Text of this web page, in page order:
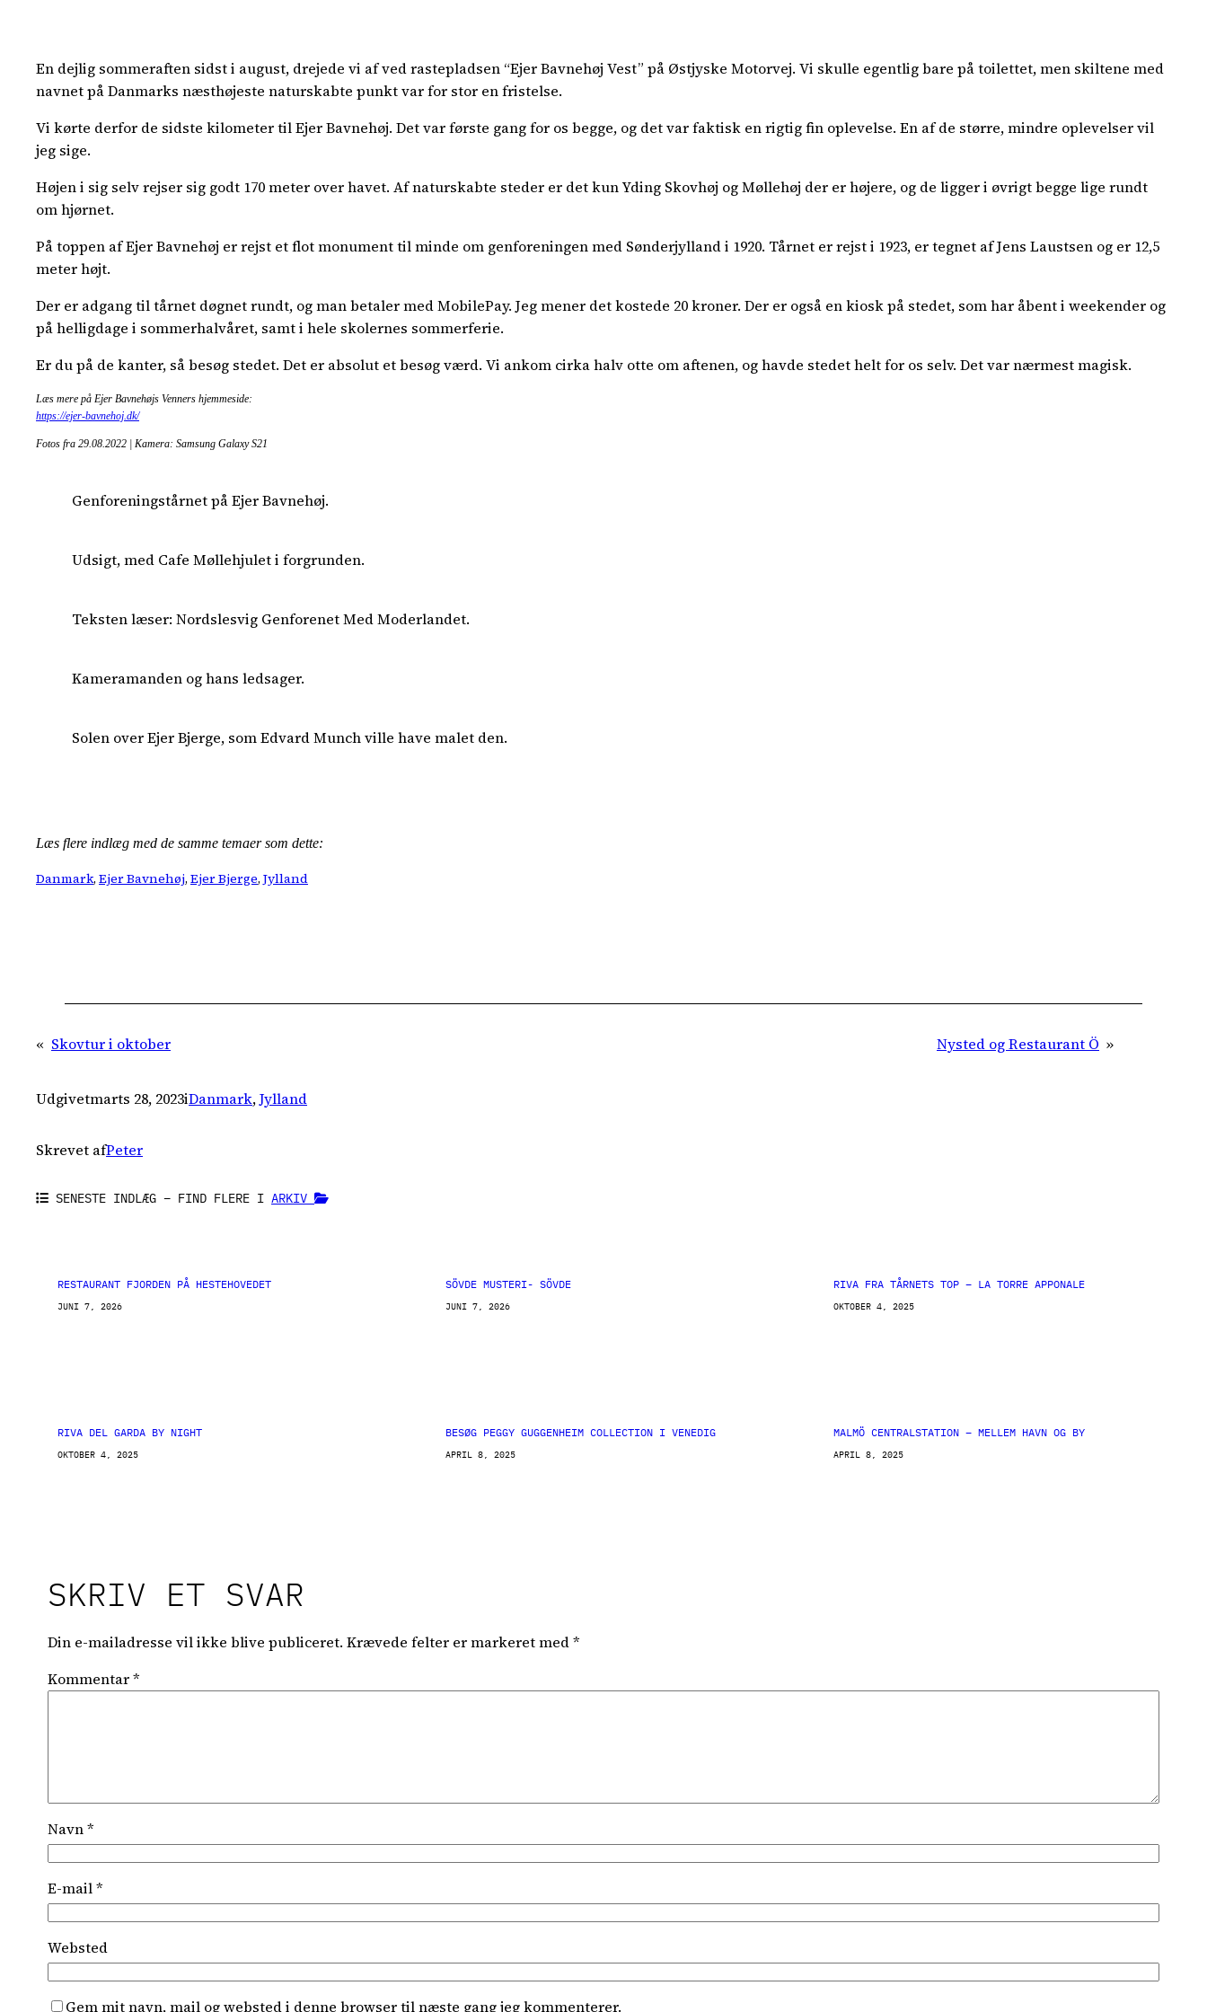
En dejlig sommeraften sidst i august, drejede vi af ved rastepladsen “Ejer Bavnehøj Vest” på Østjyske Motorvej. Vi skulle egentlig bare på toilettet, men skiltene med
navnet på Danmarks næsthøjeste naturskabte punkt var for stor en fristelse.
Vi kørte derfor de sidste kilometer til Ejer Bavnehøj. Det var første gang for os begge, og det var faktisk en rigtig fin oplevelse. En af de større, mindre oplevelser vil
jeg sige.
Højen i sig selv rejser sig godt 170 meter over havet. Af naturskabte steder er det kun Yding Skovhøj og Møllehøj der er højere, og de ligger i øvrigt begge lige rundt
om hjørnet.
På toppen af Ejer Bavnehøj er rejst et flot monument til minde om genforeningen med Sønderjylland i 1920. Tårnet er rejst i 1923, er tegnet af Jens Laustsen og er 12,5
meter højt.
Der er adgang til tårnet døgnet rundt, og man betaler med MobilePay. Jeg mener det kostede 20 kroner. Der er også en kiosk på stedet, som har åbent i weekender og
på helligdage i sommerhalvåret, samt i hele skolernes sommerferie.
Er du på de kanter, så besøg stedet. Det er absolut et besøg værd. Vi ankom cirka halv otte om aftenen, og havde stedet helt for os selv. Det var nærmest magisk.
Læs mere på Ejer Bavnehøjs Venners hjemmeside:
https://ejer-bavnehoj.dk/
Fotos fra 29.08.2022 | Kamera: Samsung Galaxy S21
Genforeningstårnet på Ejer Bavnehøj.
Udsigt, med Cafe Møllehjulet i forgrunden.
Teksten læser: Nordslesvig Genforenet Med Moderlandet.
Kameramanden og hans ledsager.
Solen over Ejer Bjerge, som Edvard Munch ville have malet den.
Læs flere indlæg med de samme temaer som dette:
Danmark, Ejer Bavnehøj, Ejer Bjerge, Jylland
« Skovtur i oktober Nysted og Restaurant Ö »
Udgivetmarts 28, 2023iDanmark, Jylland
Skrevet afPeter
SENESTE INDLÆG – FIND FLERE I ARKIV
RESTAURANT FJORDEN PÅ HESTEHOVEDET
JUNI 7, 2026
SÖVDE MUSTERI- SÖVDE
JUNI 7, 2026
RIVA FRA TÅRNETS TOP – LA TORRE APPONALE
OKTOBER 4, 2025
RIVA DEL GARDA BY NIGHT
OKTOBER 4, 2025
BESØG PEGGY GUGGENHEIM COLLECTION I VENEDIG
APRIL 8, 2025
MALMÖ CENTRALSTATION – MELLEM HAVN OG BY
APRIL 8, 2025
SKRIV ET SVAR
Din e-mailadresse vil ikke blive publiceret. Krævede felter er markeret med*
Kommentar*
Navn*
E-mail*
Websted
Gem mit navn, mail og websted i denne browser til næste gang jeg kommenterer.